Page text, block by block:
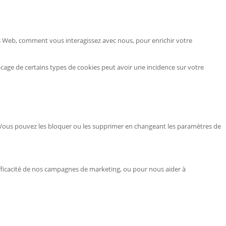
comment vous interagissez avec nous, pour enrichir votre
de certains types de cookies peut avoir une incidence sur votre
pouvez les bloquer ou les supprimer en changeant les paramètres de
de nos campagnes de marketing, ou pour nous aider à